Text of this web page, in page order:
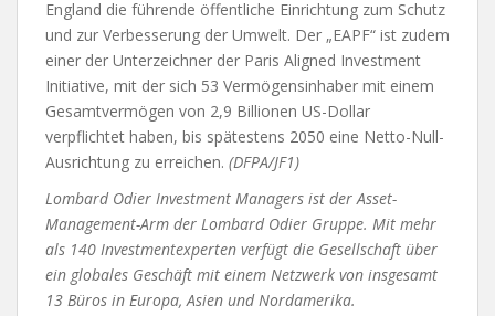
England die führende öffentliche Einrichtung zum Schutz
und zur Verbesserung der Umwelt. Der „EAPF“ ist zudem
einer der Unterzeichner der Paris Aligned Investment
Initiative, mit der sich 53 Vermögensinhaber mit einem
Gesamtvermögen von 2,9 Billionen US-Dollar
verpflichtet haben, bis spätestens 2050 eine Netto-Null-
Ausrichtung zu erreichen. (DFPA/JF1)
Lombard Odier Investment Managers ist der Asset-
Management-Arm der Lombard Odier Gruppe. Mit mehr
als 140 Investmentexperten verfügt die Gesellschaft über
ein globales Geschäft mit einem Netzwerk von insgesamt
13 Büros in Europa, Asien und Nordamerika.